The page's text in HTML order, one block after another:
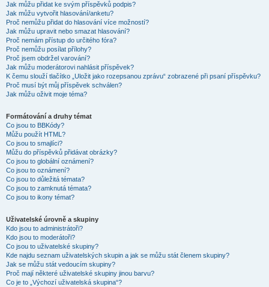
Jak můžu přidat ke svým příspěvků podpis?
Jak můžu vytvořit hlasování/anketu?
Proč nemůžu přidat do hlasování více možností?
Jak můžu upravit nebo smazat hlasování?
Proč nemám přístup do určitého fóra?
Proč nemůžu posílat přílohy?
Proč jsem obdržel varování?
Jak můžu moderátorovi nahlásit příspěvek?
K čemu slouží tlačítko „Uložit jako rozepsanou zprávu“ zobrazené při psaní příspěvku?
Proč musí být můj příspěvek schválen?
Jak můžu oživit moje téma?
Formátování a druhy témat
Co jsou to BBKódy?
Můžu použít HTML?
Co jsou to smajlíci?
Můžu do příspěvků přidávat obrázky?
Co jsou to globální oznámení?
Co jsou to oznámení?
Co jsou to důležitá témata?
Co jsou to zamknutá témata?
Co jsou to ikony témat?
Uživatelské úrovně a skupiny
Kdo jsou to administrátoři?
Kdo jsou to moderátoři?
Co jsou to uživatelské skupiny?
Kde najdu seznam uživatelských skupin a jak se můžu stát členem skupiny?
Jak se můžu stát vedoucím skupiny?
Proč mají některé uživatelské skupiny jinou barvu?
Co je to „Výchozí uživatelská skupina“?